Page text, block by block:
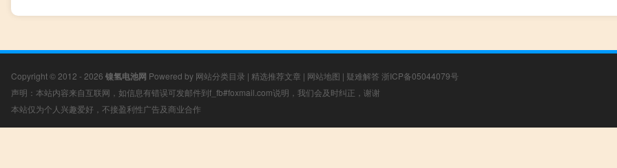
Copyright © 2012 - 2026 镍氢电池网 Powered by 网站分类目录 | 精选推荐文章 | 网站地图 | 疑难解答 浙ICP备05044079号
声明：本站内容来自互联网，如信息有错误可发邮件到f_fb#foxmail.com说明，我们会及时纠正，谢谢
本站仅为个人兴趣爱好，不接盈利性广告及商业合作